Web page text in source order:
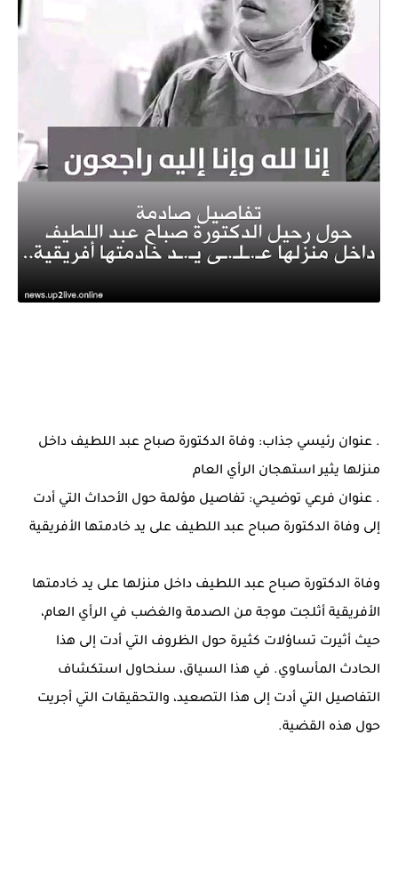
. عنوان رئيسي جذاب: وفاة الدكتورة صباح عبد اللطيف داخل
منزلها يثير استهجان الرأي العام
. عنوان فرعي توضيحي: تفاصيل مؤلمة حول الأحداث التي أدت
إلى وفاة الدكتورة صباح عبد اللطيف على يد خادمتها الأفريقية
وفاة الدكتورة صباح عبد اللطيف داخل منزلها على يد خادمتها
الأفريقية أثلجت موجة من الصدمة والغضب في الرأي العام،
حيث أثيرت تساؤلات كثيرة حول الظروف التي أدت إلى هذا
الحادث المأساوي. في هذا السياق، سنحاول استكشاف
التفاصيل التي أدت إلى هذا التصعيد، والتحقيقات التي أجريت
حول هذه القضية.